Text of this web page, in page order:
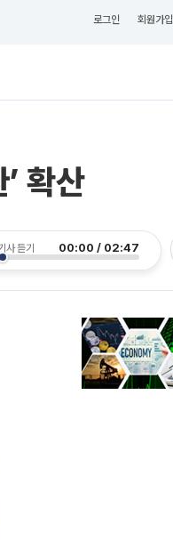
로그인 회원가입
확산
사 듣기 00:00 / 02:47